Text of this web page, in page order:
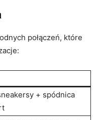
połączeń, które
+ spódnica